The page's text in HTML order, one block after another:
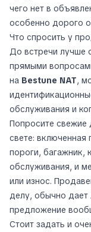
чего нет в
особенно дорого
Что спросить у
До встречи лучше
прямыми
на Bestune NAT,
обслуживания и
Попросите
свете: включенная
пороги, багажник,
обслуживания, и
или износ.
делу, обычно дает
предложение
Стоит задать и